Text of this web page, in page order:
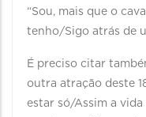
“Sou, mais que o
tenho/Sigo atrás de
É preciso citar
outra atração deste
estar só/Assim a